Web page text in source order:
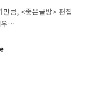
만큼, <좋은글방> 편집
우…